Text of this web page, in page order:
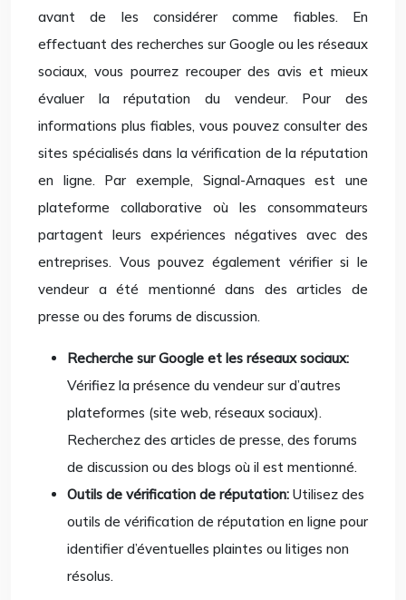
avant de les considérer comme fiables. En
effectuant des recherches sur Google ou les réseaux
sociaux, vous pourrez recouper des avis et mieux
évaluer la réputation du vendeur. Pour des
informations plus fiables, vous pouvez consulter des
sites spécialisés dans la vérification de la réputation
en ligne. Par exemple, Signal-Arnaques est une
plateforme collaborative où les consommateurs
partagent leurs expériences négatives avec des
entreprises. Vous pouvez également vérifier si le
vendeur a été mentionné dans des articles de
presse ou des forums de discussion.
Recherche sur Google et les réseaux sociaux:
Vérifiez la présence du vendeur sur d’autres
plateformes (site web, réseaux sociaux).
Recherchez des articles de presse, des forums
de discussion ou des blogs où il est mentionné.
Outils de vérification de réputation: Utilisez des
outils de vérification de réputation en ligne pour
identifier d’éventuelles plaintes ou litiges non
résolus.